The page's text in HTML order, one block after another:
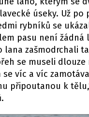
úseky. Už po
rybníků se
pasu není žádná
lana zašmodrchali
se museli dlouze
se víc a víc
připoutanou k